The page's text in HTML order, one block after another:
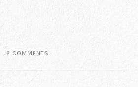
2 COMMENTS